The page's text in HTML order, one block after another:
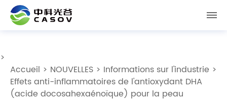
>
Accueil > NOUVELLES > Informations sur l'industrie >
Effets anti-inflammatoires de l'antioxydant DHA
(acide docosahexaénoïque) pour la peau